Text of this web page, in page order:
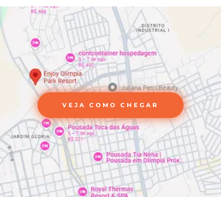
VEJA COMO CHEGAR